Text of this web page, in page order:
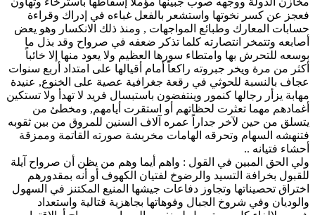
فعجز عن كسر نخوتها واستشعر بالفعل غباءه في إدراك وقراءة
حسابات المعارك وطبائع المواجهات , ومنذ ذلك الانكسار وهو يعض
أصابعه وتتمخر انتصارته كلما تذكر ضعفه في صرواح وقد بذل ما
بوسعه للتحرش بها وامتطاء سورها العظيم ولا يعود منها إلا خائباً
أكثر من مرة ويخر جبروته راكعاً أمام أقيالها على امتداد أربع سنوات
عجاف بالنسبة للحوثي في رقعة جغرافية عصية على الخنوع, عنيدة
مهابة يزأر رجالها كنمور وينتفضون باستبسال فريد لا تهدأ ولا تستكين
أغمادهم مهما تعثرت لحظاتهم أو استقرت أيامهم, ومخطئ من
يتسلق من حين لآخر جداراً عمره آلاف السنين للمروق من بين ثقوبه
فتنهشه السهام وتحرقه الهامات مخربشة صورته القاتمة وممزقة
أحشاء فتيانه ..
ولي الحق المبين في القول : واهم أيما وهم من يظن أن صرواح آيلة
للقبول بخرافة التسيد والرضوخ لفتيان الكهوف أو أنه بمقدورهم
اختراق تحصيناتها وتجاوز دفاعات جيشها المنيع المكتنز في السهول
والوديان وفي شروخ الجبال وفوهاتها بجاهزية قتالية واستعداد